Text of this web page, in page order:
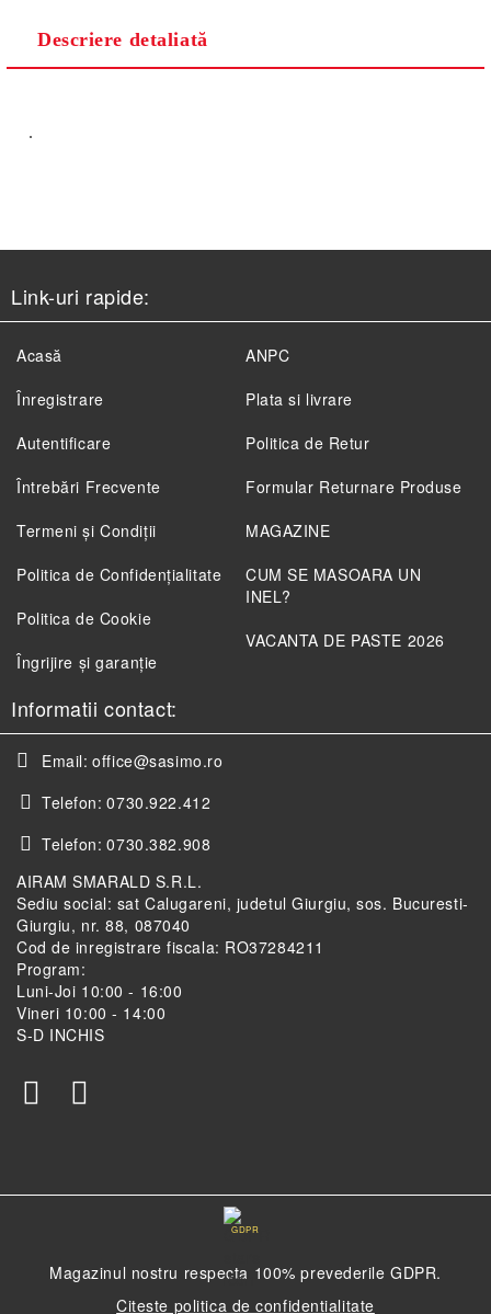
Descriere detaliată
.
Link-uri rapide:
Acasă
Înregistrare
Autentificare
Întrebări Frecvente
ANPC
Plata si livrare
Politica de Retur
Formular Returnare Produse
Termeni și Condiții
Politica de Confidenţialitate
Politica de Cookie
Îngrijire și garanție
MAGAZINE
CUM SE MASOARA UN
INEL?
VACANTA DE PASTE 2026
Informatii contact:
Email: office@sasimo.ro
Telefon: 0730.922.412
Telefon: 0730.382.908
AIRAM SMARALD S.R.L.
Sediu social: sat Calugareni, judetul Giurgiu, sos. Bucuresti-
Giurgiu, nr. 88, 087040
Cod de inregistrare fiscala: RO37284211
Program:
Luni-Joi 10:00 - 16:00
Vineri 10:00 - 14:00
S-D INCHIS
GDPR
Magazinul nostru respecta 100% prevederile GDPR.
Citeste politica de confidentialitate